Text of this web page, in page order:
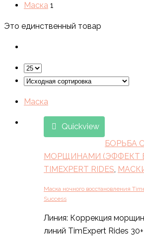
Маска 1
Это единственный товар
Маска
Quickview
БОРЬБА С
МОРЩИНАМИ (ЭФФЕКТ
TIMEXPERT RIDES,
Маска ночного восстановления
Success
Линия: Коррекция
линий TimExpert Rides